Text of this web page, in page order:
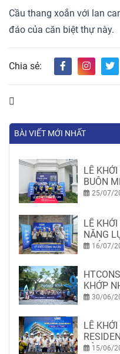
Cầu thang xoắn với lan
đáo của căn biệt thự này.
Chia sẻ:
BÀI VIẾT MỚI NHẤT
LỄ
BUÔN
25/07/
LỄ
NĂNG
CHỨNG
16/07/
KHỚP
30/06/
LỄ
HÒA15/06/